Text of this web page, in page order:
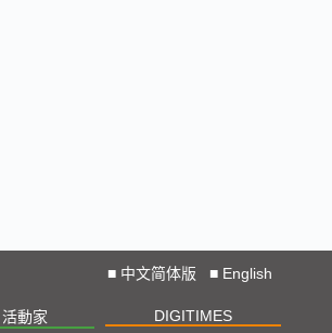
■ 中文简体版 ■ English
活動家 DIGITIMES